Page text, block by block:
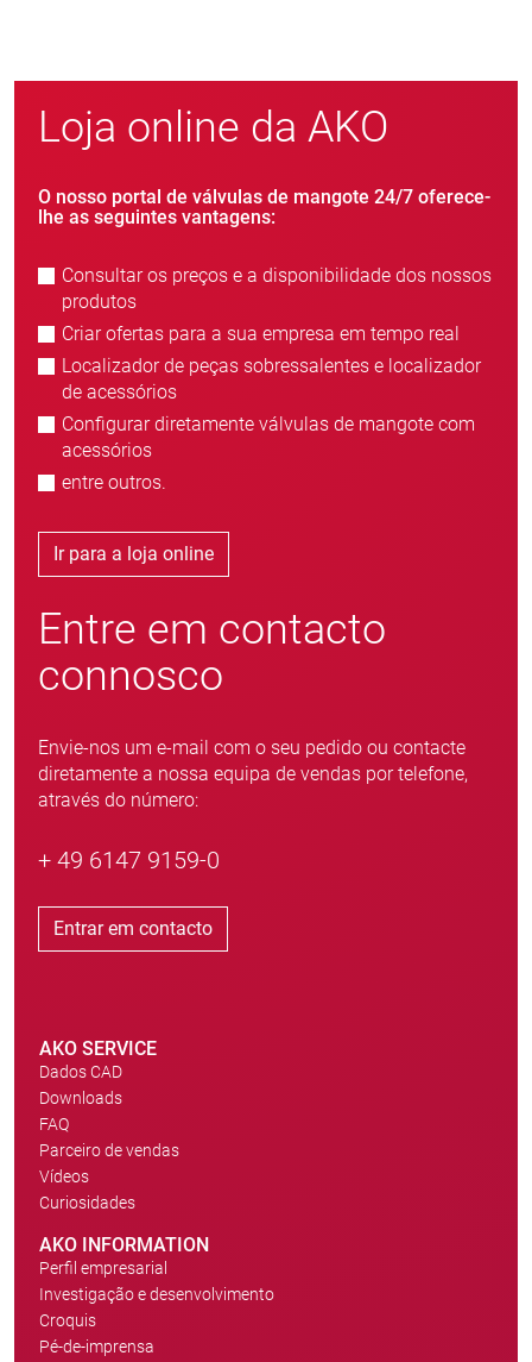
Loja online da AKO
O nosso portal de válvulas de mangote 24/7 oferece-
lhe as seguintes vantagens:
Consultar os preços e a disponibilidade dos nossos
produtos
Criar ofertas para a sua empresa em tempo real
Localizador de peças sobressalentes e localizador
de acessórios
Configurar diretamente válvulas de mangote com
acessórios
entre outros.
Ir para a loja online
Entre em contacto
connosco
Envie-nos um e-mail com o seu pedido ou contacte
diretamente a nossa equipa de vendas por telefone,
através do número:
+ 49 6147 9159-0
Entrar em contacto
AKO SERVICE
Dados CAD
Downloads
FAQ
Parceiro de vendas
Vídeos
Curiosidades
AKO INFORMATION
Perfil empresarial
Investigação e desenvolvimento
Croquis
Pé-de-imprensa